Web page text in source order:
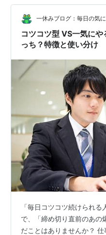
続的に変化し続ける。 判
鎖する。 一度の意思決定が
【構造】 情報収集 ↓ 認識
行動選択 …
一休みブログ：毎日の気
コツコツ型 VS一気に
っち？特徴と使い分け
「毎日コツコツ続けられ
で、「締め切り直前のあの
だことはありませんか？